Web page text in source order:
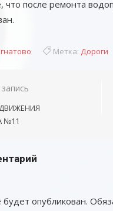
после ремонта
Метка: Дороги
№11
опубликован.